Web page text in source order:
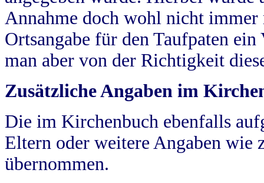
Annahme doch wohl nicht
Ortsangabe für den Taufpaten
man aber von der Richtigkeit
Zusätzliche Angaben im
Die im Kirchenbuch ebenfalls
Eltern oder weitere Angaben wie
übernommen.